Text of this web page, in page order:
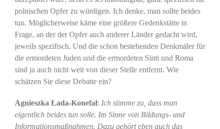
polnischen Opfer zu würdigen. Ich denke, man sollte beides
tun. Möglicherweise käme eine größere Gedenkstätte in
Frage, an der der Opfer auch anderer Länder gedacht wird,
jeweils spezifisch. Und die schon bestehenden Denkmäler für
die ermordeten Juden und die ermordeten Sinti und Roma
sind ja auch nicht weit von dieser Stelle entfernt. Wie
schätzen Sie diese Debatte ein?
Agnieszka Łada-Konefał: Ich stimme zu, dass man
eigentlich beides tun solle. Im Sinne von Bildungs- und
Informationsmaßnahmen. Dazu gehört eben auch das